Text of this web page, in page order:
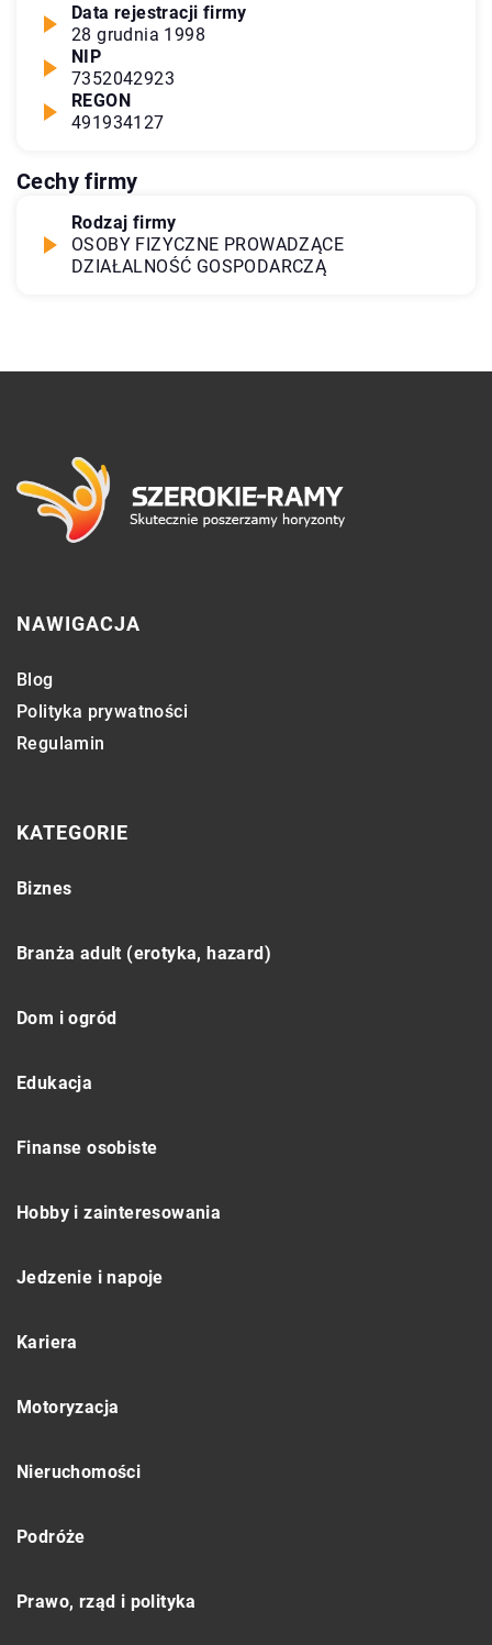
Data rejestracji firmy
28 grudnia 1998
NIP
7352042923
REGON
491934127
Cechy firmy
Rodzaj firmy
OSOBY FIZYCZNE PROWADZĄCE
DZIAŁALNOŚĆ GOSPODARCZĄ
NAWIGACJA
Blog
Polityka prywatności
Regulamin
KATEGORIE
Biznes
Branża adult (erotyka, hazard)
Dom i ogród
Edukacja
Finanse osobiste
Hobby i zainteresowania
Jedzenie i napoje
Kariera
Motoryzacja
Nieruchomości
Podróże
Prawo, rząd i polityka